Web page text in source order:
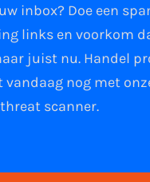
inbox? Doe een
linksen voorkom
juist nu. Handel
vandaag nog met
threat scanner.